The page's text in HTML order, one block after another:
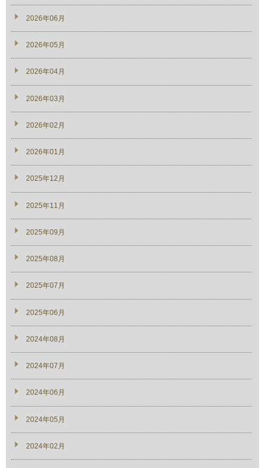
2026年06月
2026年05月
2026年04月
2026年03月
2026年02月
2026年01月
2025年12月
2025年11月
2025年09月
2025年08月
2025年07月
2025年06月
2024年08月
2024年07月
2024年06月
2024年05月
2024年02月